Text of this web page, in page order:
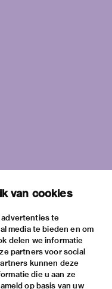
van cookies
advertenties te
media te bieden en om
delen we informatie
partners voor social
kunnen deze
die u aan ze
op basis van uw